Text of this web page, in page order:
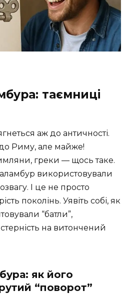
таємниці
аж до античності.
Риму, але майже!
греки — щось таке.
використовували
І це не просто
поколінь. Уявіть собі, як
“батли”,
на витончений
як його
“поворот”